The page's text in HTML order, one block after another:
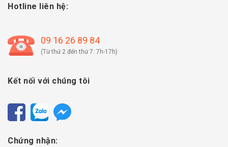
Hotline liên hệ:
09 16 26 89 84
(Từ thứ 2 đến thứ 7: 7h-17h)
Kết nối với chúng tôi
Chứng nhận: